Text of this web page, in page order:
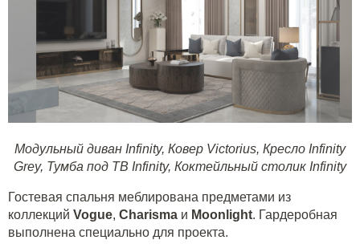
Модульный диван Infinity, Ковер Victorius, Кресло Infinity
Grey, Тумба под ТВ Infinity, Коктейльный столик Infinity
Гостевая спальня меблирована предметами из
коллекций Vogue, Charisma и Moonlight. Гардеробная
выполнена специально для проекта.